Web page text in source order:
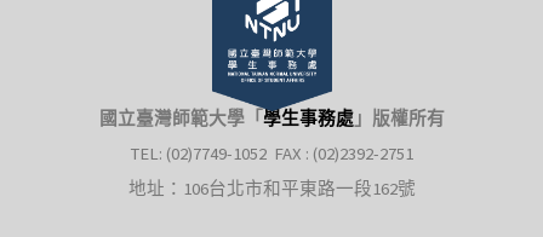
國立臺灣師範大學「 學生事務處」 版權所有
TEL: (02)7749-1052 FAX : (02)2392-2751
地址：106台北市和平東路一段162號